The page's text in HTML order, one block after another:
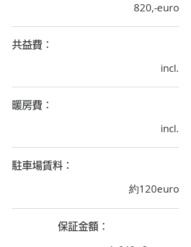
820,-euro
​共益費：
incl.
​暖房費：
incl.
​駐車場賃料：
約120euro
​保証金額：